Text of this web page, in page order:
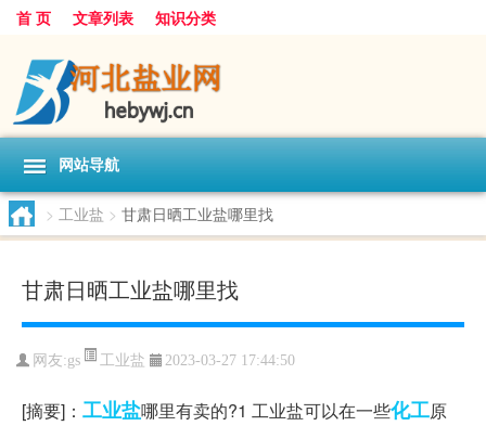
首 页 文章列表 知识分类
网站导航
> 工业盐 > 甘肃日晒工业盐哪里找
甘肃日晒工业盐哪里找
网友:gs 工业盐 2023-03-27 17:44:50
[摘要]： 工业盐哪里有卖的?1 工业盐可以在一些化工原